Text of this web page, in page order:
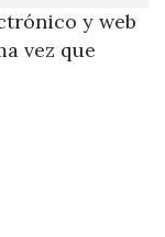
y web
vez que